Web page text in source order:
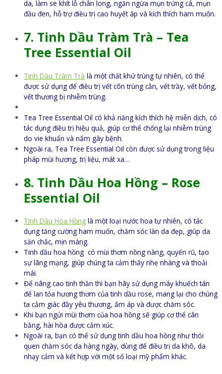
da, làm se khít lỗ chân long, ngăn ngừa mụn trứng cá, mụn
đầu đen, hỗ trợ điều trị cao huyết áp và kích thích ham muốn.
7. Tinh Dầu Tràm Trà – Tea
Tree Essential Oil
Tinh Dầu Tràm Trà là một chất khử trùng tự nhiên, có thể
được sử dụng để điều trị vết côn trùng cắn, vết trầy, vết bỏng,
vết thương bị nhiễm trùng.
Tea Tree Essential Oil có khả năng kích thích hệ miễn dịch, có
tác dụng điều trị hiệu quả, giúp cơ thể chống lại nhiễm trùng
do vie khuẩn và nấm gây bệnh.
Ngoài ra, Tea Tree Essential Oil còn được sử dụng trong liệu
pháp mùi hương, trị liệu, mát xa…
8. Tinh Dầu Hoa Hồng – Rose
Essential Oil
Tinh Dầu Hoa Hồng là một loại nước hoa tự nhiên, có tác
dụng tăng cường ham muốn, chăm sóc làn da đẹp, giúp da
săn chắc, mịn màng.
Tinh dầu hoa hồng có mùi thơm nồng nàng, quyến rũ, tạo
sự lãng mạng, giúp chúng ta cảm thấy nhẹ nhàng và thoải
mái.
Để nâng cao tinh thần thì bạn hãy sử dụng máy khuếch tán
để lan tỏa hương thơm của tinh dầu rose, mang lại cho chúng
ta cảm giác đầy yêu thương, ấm áp và được chăm sóc.
Khi bạn ngửi mùi thơm của hoa hồng sẽ giúp cơ thể cân
bằng, hài hòa được cảm xúc.
Ngoài ra, bạn có thể sử dụng tinh dầu hoa hồng như thói
quen chăm sóc da hàng ngày, dùng để điều trị da khô, da
nhạy cảm và kết hợp với một số loại mỹ phẩm khác.